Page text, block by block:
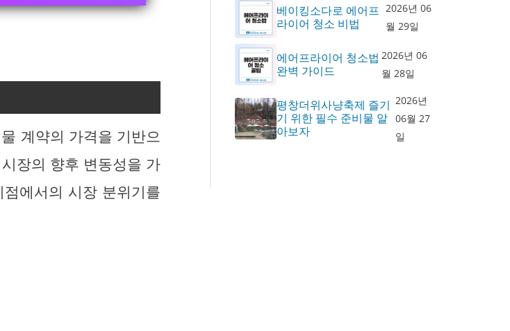
계약의 가격을 기반으
장의 향후 변동성을 가
에서의 시장 분위기를
베이킹소다로 에어프
라이어 청소 비법
2026년 06
월 29일
에어프라이어 청소법
완벽 가이드
2026년 06
월 28일
평창더위사냥축제 즐기
기 위한 필수 준비물 알
아보자
2026년
06월 27
일